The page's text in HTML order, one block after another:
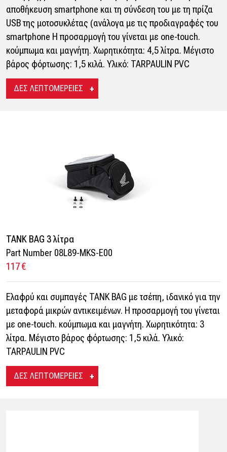
αποθήκευση smartphone και τη σύνδεση του με τη πρίζα
USB της μοτοσυκλέτας (ανάλογα με τις προδιαγραφές του
smartphone Η προσαρμογή του γίνεται με one-touch.
κούμπωμα και μαγνήτη. Χωρητικότητα: 4,5 λίτρα. Μέγιστο
βάρος φόρτωσης: 1,5 κιλά. Υλικό: TARPAULIN PVC
ΔΕΣ ΛΕΠΤΟΜΕΡΕΙΕΣ
TANK BAG 3 λίτρα
Part Number 08L89-MKS-E00
117 €
Ελαφρύ και συμπαγές TANK BAG με τσέπη, ιδανικό για την
μεταφορά μικρών αντικειμένων. Η προσαρμογή του γίνεται
με one-touch. κούμπωμα και μαγνήτη. Χωρητικότητα: 3
λίτρα. Μέγιστο βάρος φόρτωσης: 1,5 κιλά. Υλικό:
TARPAULIN PVC
ΔΕΣ ΛΕΠΤΟΜΕΡΕΙΕΣ